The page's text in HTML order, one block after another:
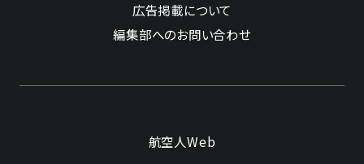
広告掲載について
編集部へのお問い合わせ
航空人Web